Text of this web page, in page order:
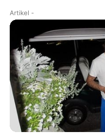
Artikel -